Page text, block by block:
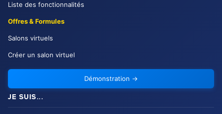
Liste des fonctionnalités
Offres & Formules
Salons virtuels
Créer un salon virtuel
Démonstration →
JE SUIS...